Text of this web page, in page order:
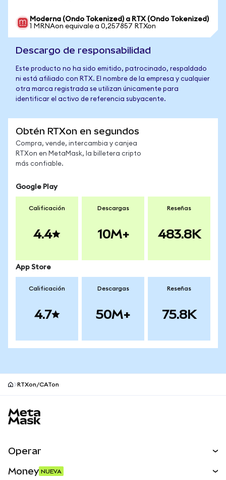
Moderna (Ondo Tokenized) a RTX (Ondo Tokenized)
1 MRNAon equivale a 0,257857 RTXon
Descargo de responsabilidad
Este producto no ha sido emitido, patrocinado, respaldado
ni está afiliado con RTX. El nombre de la empresa y cualquier
otra marca registrada se utilizan únicamente para
identificar el activo de referencia subyacente.
Obtén RTXon en segundos
Compra, vende, intercambia y canjea
RTXon en MetaMask, la billetera cripto
más confiable.
Google Play
Calificación
4.4
Descargas
10M+
Reseñas
483.8K
App Store
Calificación
4.7
Descargas
50M+
Reseñas
75.8K
RTXon/CATon
Operar
Money NUEVA